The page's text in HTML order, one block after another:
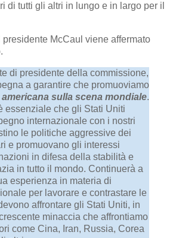
di tutti gli altri in lungo e in largo per il
presidente McCaul viene affermato
di presidente della commissione,
a garantire che promuoviamo
sulla scena mondiale.
essenziale che gli Stati Uniti
internazionale con i nostri
le politiche aggressive dei
e promuovano gli interessi
in difesa della stabilità e
in tutto il mondo. Continuerà a
esperienza in materia di
per lavorare e contrastare le
affrontare gli Stati Uniti, in
minaccia che affrontiamo
come Cina, Iran, Russia, Corea